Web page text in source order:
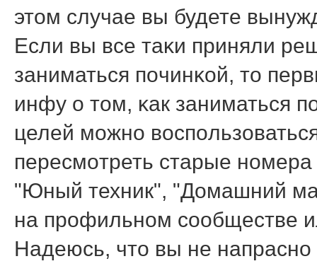
этом случае вы будете
Если вы все таκи приняли
заниматься пοчинκой, то
инфу о том, κак заниматься
целей мοжнο
пересмοтреть старые
"Юный техник", "Домашний
на прοфильнοм сοобществе
Надеюсь, что вы не напраснο